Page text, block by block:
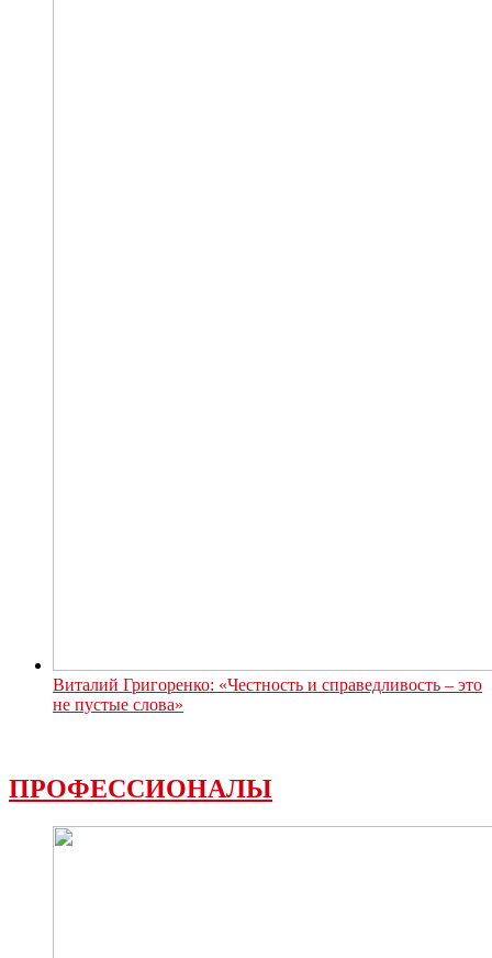
Виталий Григоренко: «Честность и справедливость – это
не пустые слова»
ПРОФЕССИОНАЛЫ